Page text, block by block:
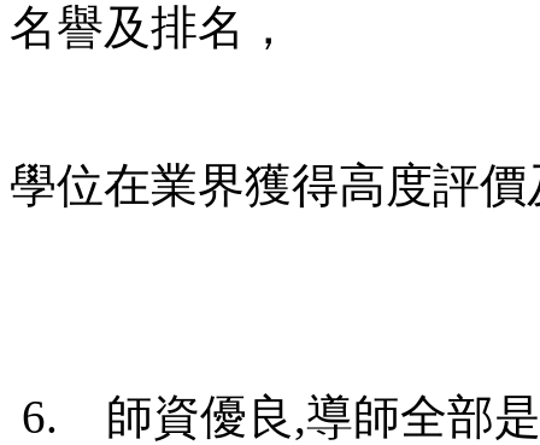
名譽及排名，
學位在業界獲得高度評
6. 師資優良,導師全部